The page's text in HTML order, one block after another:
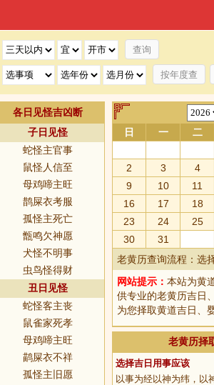
按年度查
各日见怪吉凶断
子日见怪
蛇怪主官事
鼠怪人信至
母鸡啼主旺
鹊屎衣考服
孤怪主死亡
甑鸣欠神愿
犬怪不明事
虫鸟怪得财
丑日见怪
蛇怪客主丧
鼠雀家死孝
母鸡啼主旺
鹋屎衣不祥
孤怪主旧愿
日 一 二
2
3 4
9
10 11
16
17 18
23
24 25
30
31
老黄历查询流程：选
网站提示： 本站为黄
供专业的老黄历吉日
为您择取黄道吉日、
老黄历择
选择吉日用事应该
以事为经以神为纬，以